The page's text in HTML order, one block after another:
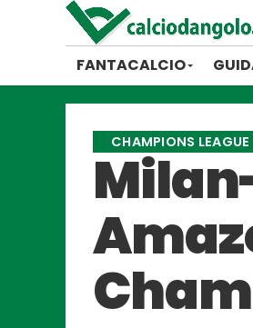
FANTACALCIO
CHAMPIONS LEAGUE